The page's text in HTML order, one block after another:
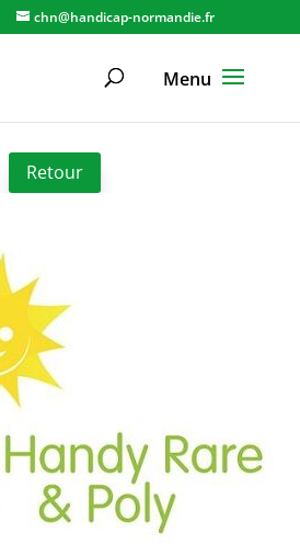
chn@handicap-normandie.fr
Retour